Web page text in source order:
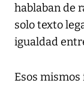
hablaban de
solo texto
igualdad
Esos